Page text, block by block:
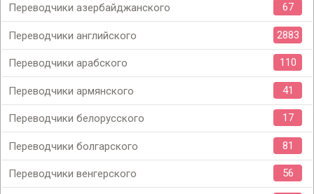
Переводчики азербайджанского 67
Переводчики английского 2883
Переводчики арабского 110
Переводчики армянского 41
Переводчики белорусского 17
Переводчики болгарского 81
Переводчики венгерского 56